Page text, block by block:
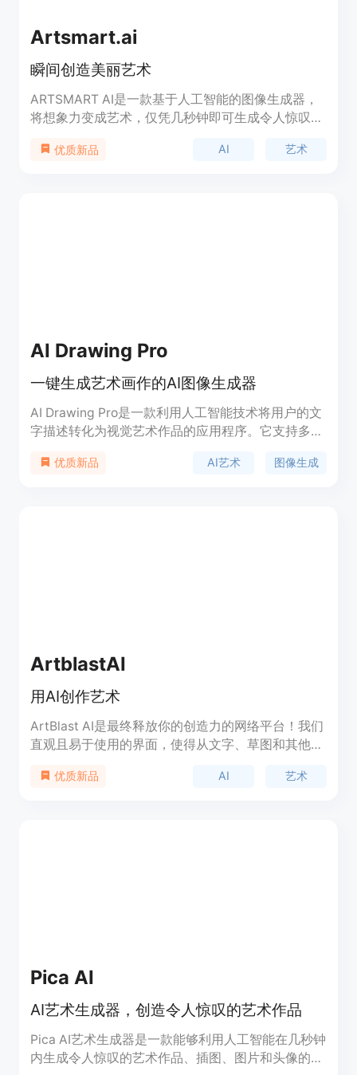
Artsmart.ai
瞬间创造美丽艺术
ARTSMART AI是一款基于人工智能的图像生成器，
将想象力变成艺术，仅凭几秒钟即可生成令人惊叹的
AI在世界艺术和逼真模型上进行训练，为您的创意和
优质新品 AI 艺术
AI Drawing Pro
一键生成艺术画作的AI图像生成器
AI Drawing Pro是一款利用人工智能技术将用户的文
字描述转化为视觉艺术作品的应用程序。它支持多种
国画和扁平插画等，为用户提供了丰富的创作空间。
优质新品 AI艺术 图像生成
ArtblastAI
用AI创作艺术
ArtBlast AI是最终释放你的创造力的网络平台！我们
直观且易于使用的界面，使得从文字、草图和其他图
丰富的艺术家还是刚刚开始，ArtBlast AI都是将你的
优质新品 AI 艺术
Pica AI
AI艺术生成器，创造令人惊叹的艺术作品
Pica AI艺术生成器是一款能够利用人工智能在几秒钟
内生成令人惊叹的艺术作品、插图、图片和头像的工